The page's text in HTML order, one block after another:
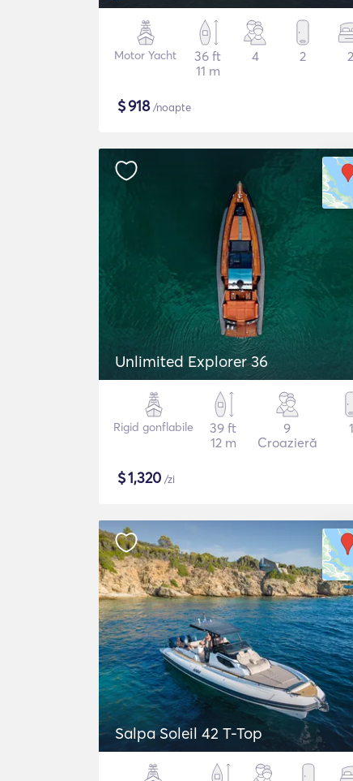
Motor Yacht
36 ft
11 m
4 2 2
$918/noapte
Unlimited Explorer 36
Rigid gonflabile
39 ft
12 m
9
Croazieră
1
$1,320 /zi
Salpa Soleil 42 T-Top